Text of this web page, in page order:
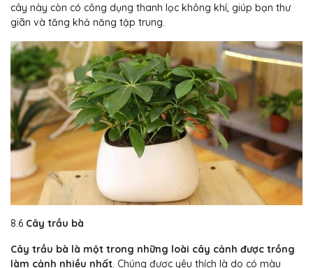
cây này còn có công dụng thanh lọc không khí, giúp bạn thư
giãn và tăng khả năng tập trung.
8.6 Cây trầu bà
Cây trầu bà là một trong những loài cây cảnh được trồng
làm cảnh nhiều nhất. Chúng được yêu thích là do có màu